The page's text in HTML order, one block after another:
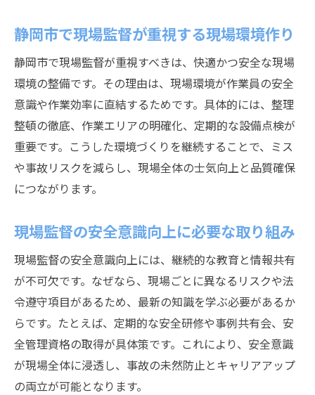
現場監督が新たな現場で信頼を得る方法
る
未経験からの現場監督成功事例に学ぶ
現場監督として初現場で注意すべき点
資格取得で実現する現場監督の安全管理力
現場監督の安全管理力を高める資格とは
現場監督が取得すべき資格の選び方
現場監督の資格取得体験談から学ぶ
現場監督が安全管理で活かせる知識
資格取得後の現場監督の変化を実感
現場監督が知るべき静岡市の安全管理ポイント
現場監督が把握すべき静岡市の安全基準
静岡市で現場監督が直面する現場課題
現場監督が地元特有の安全対策を学ぶ
静岡市で現場監督が重視する現場環境作り
静岡市で現場監督が重視すべきは、快適かつ安全な現場
環境の整備です。その理由は、現場環境が作業員の安全
意識や作業効率に直結するためです。具体的には、整理
整頓の徹底、作業エリアの明確化、定期的な設備点検が
重要です。こうした環境づくりを継続することで、ミス
や事故リスクを減らし、現場全体の士気向上と品質確保
につながります。
現場監督の安全意識向上に必要な取り組み
現場監督の安全意識向上には、継続的な教育と情報共有
が不可欠です。なぜなら、現場ごとに異なるリスクや法
令遵守項目があるため、最新の知識を学ぶ必要があるか
らです。たとえば、定期的な安全研修や事例共有会、安
全管理資格の取得が具体策です。これにより、安全意識
が現場全体に浸透し、事故の未然防止とキャリアアップ
の両立が可能となります。